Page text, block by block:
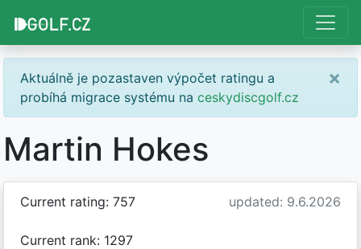
Aktuálně je pozastaven výpočet ratingu a
probíhá migrace systému na ceskydiscgolf.cz
×
Martin Hokes
Current rating: 757 updated: 9.6.2026
Current rank: 1297